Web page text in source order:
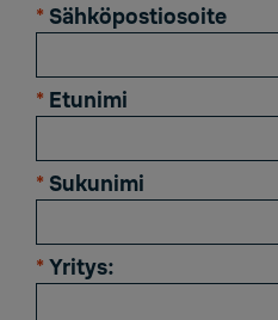
* Sähköpostiosoite
* Etunimi
* Sukunimi
* Yritys: